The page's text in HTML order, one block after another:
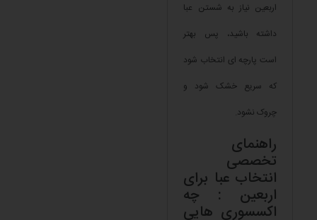
اربعین نیاز به شستن عبا
داشته باشید، پس بهتر
است پارچه ای انتخاب شود
که سریع خشک شود و
چروک نشود.
راهنمای
تخصصی
انتخاب عبا برای
اربعین : چه
اکسسوری هایی